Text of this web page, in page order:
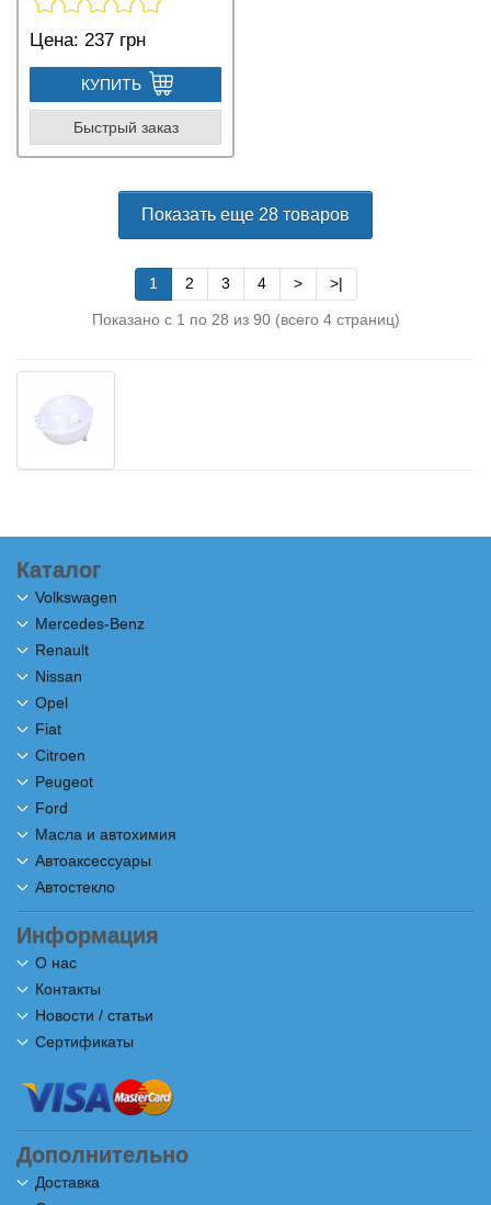
Цена: 237 грн
КУПИТЬ
Быстрый заказ
Показать еще 28 товаров
1 2 3 4 > >|
Показано с 1 по 28 из 90 (всего 4 страниц)
Каталог
Volkswagen
Mercedes-Benz
Renault
Nissan
Opel
Fiat
Citroen
Peugeot
Ford
Масла и автохимия
Автоаксессуары
Автостекло
Информация
О нас
Контакты
Новости / статьи
Сертификаты
Дополнительно
Доставка